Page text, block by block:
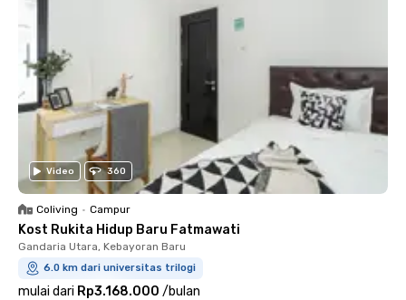
Video 360
Coliving • Campur
Kost Rukita Hidup Baru Fatmawati
Gandaria Utara, Kebayoran Baru
6.0 km dari universitas trilogi
mulai dari Rp3.168.000 /bulan